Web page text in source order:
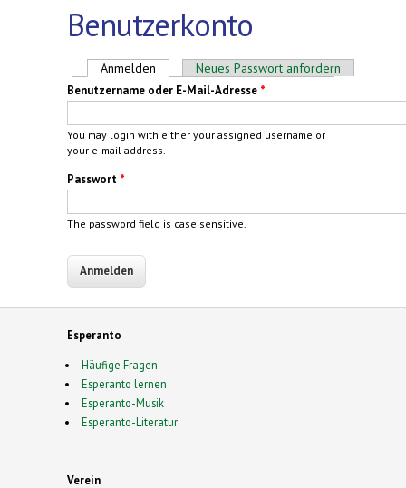
Benutzerkonto
Haupt-Reiter
Anmelden (aktiver Reiter)
Neues Passwort anfordern
Benutzername oder E-Mail-Adresse *
You may login with either your assigned username or
your e-mail address.
Passwort *
The password field is case sensitive.
Esperanto
Häufige Fragen
Esperanto lernen
Esperanto-Musik
Esperanto-Literatur
Verein